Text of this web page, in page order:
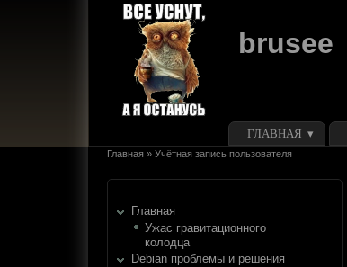
Перейти к основному содержанию
brusee
ГЛАВНАЯ
Вы здесь
Главная »Учётная запись пользователя
Главная
Ужас гравитационного
колодца
Debian проблемы и решения